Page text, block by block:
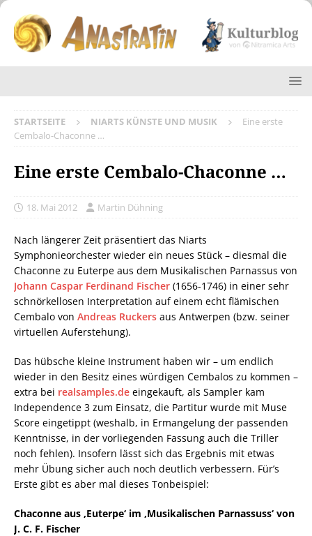
STARTSEITE NIARTS KÜNSTE UND MUSIK
Eine erste
Cembalo-Chaconne …
Eine erste Cembalo-Chaconne …
18. Mai 2012 Martin Dühning
Nach längerer Zeit präsentiert das Niarts
Symphonieorchester wieder ein neues Stück – diesmal die
Chaconne zu Euterpe aus dem Musikalischen Parnassus von
Johann Caspar Ferdinand Fischer (1656-1746) in einer sehr
schnörkellosen Interpretation auf einem echt flämischen
Cembalo von Andreas Ruckers aus Antwerpen (bzw. seiner
virtuellen Auferstehung).
Das hübsche kleine Instrument haben wir – um endlich
wieder in den Besitz eines würdigen Cembalos zu kommen –
extra bei realsamples.de eingekauft, als Sampler kam
Independence 3 zum Einsatz, die Partitur wurde mit Muse
Score eingetippt (weshalb, in Ermangelung der passenden
Kenntnisse, in der vorliegenden Fassung auch die Triller
noch fehlen). Insofern lässt sich das Ergebnis mit etwas
mehr Übung sicher auch noch deutlich verbessern. Für’s
Erste gibt es aber mal dieses Tonbeispiel:
Chaconne aus ‚Euterpe‘ im ‚Musikalischen Parnassuss‘ von
J. C. F. Fischer